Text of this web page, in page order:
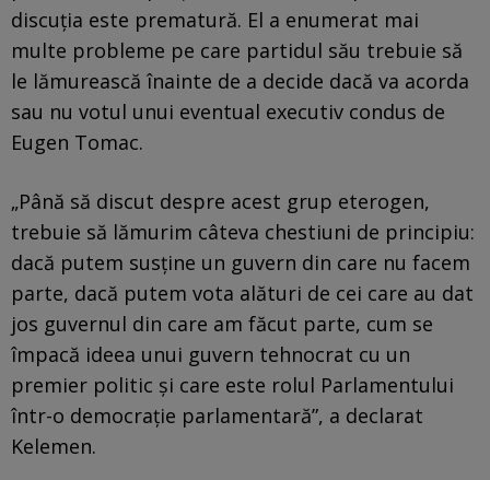
discuția este prematură. El a enumerat mai
multe probleme pe care partidul său trebuie să
le lămurească înainte de a decide dacă va acorda
sau nu votul unui eventual executiv condus de
Eugen Tomac.
„Până să discut despre acest grup eterogen,
trebuie să lămurim câteva chestiuni de principiu:
dacă putem susține un guvern din care nu facem
parte, dacă putem vota alături de cei care au dat
jos guvernul din care am făcut parte, cum se
împacă ideea unui guvern tehnocrat cu un
premier politic și care este rolul Parlamentului
într-o democrație parlamentară”, a declarat
Kelemen.